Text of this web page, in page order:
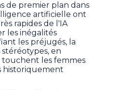
de premier plan dans
artificielle ont
rapides de l'IA
les inégalités
les préjugés, la
en
les femmes
historiquement